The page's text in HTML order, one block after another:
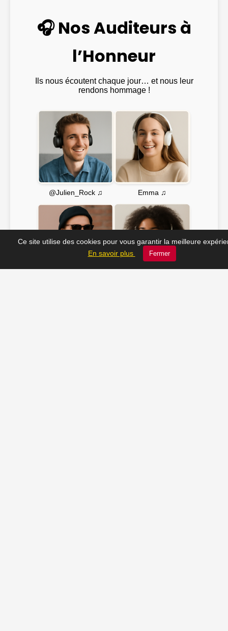
🎧 Nos Auditeurs à
l’Honneur
Ils nous écoutent chaque jour… et nous leur
rendons hommage !
@Julien_Rock ♫ Emma ♫
Ce site utilise des cookies pour vous garantir la meilleure
En savoir plus
Fermer